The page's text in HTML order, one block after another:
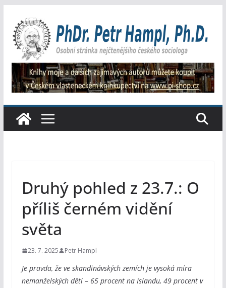
obsah
Druhý pohled z 23.7.: O
příliš černém vidění
světa
23. 7. 2025 Petr Hampl
Je pravda, že ve skandinávských zemích je vysoká míra
nemanželských dětí – 65 procent na Islandu, 49 procent v